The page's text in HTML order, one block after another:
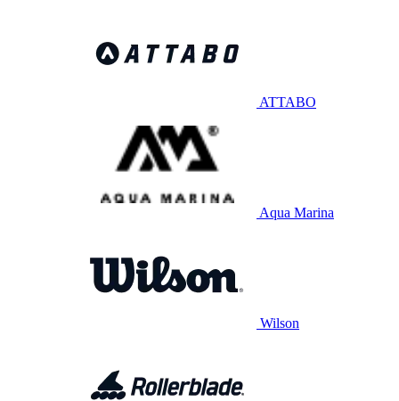
ATTABO
Aqua Marina
Wilson